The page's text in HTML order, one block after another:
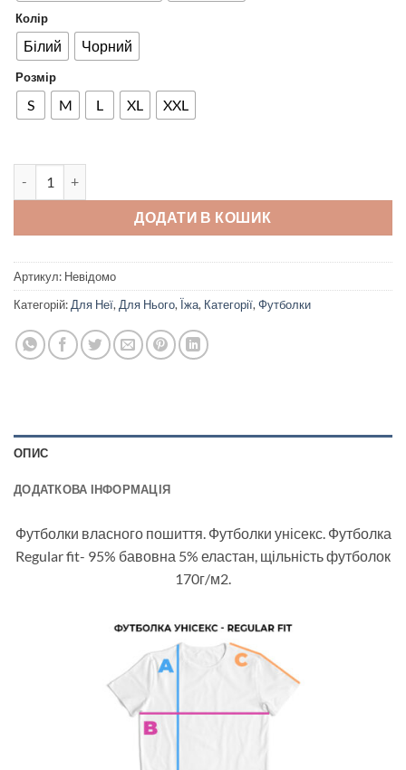
Колір
Білий Чорний
Розмір
S M L XL XXL
ДОДАТИ В КОШИК
Артикул: Невідомо
Категорій: Для Неї, Для Нього, Їжа, Категорії, Футболки
ОПИС
ДОДАТКОВА ІНФОРМАЦІЯ
Футболки власного пошиття. Футболки унісекс. Футболка
Regular fit- 95% бавовна 5% еластан, щільність футболок
170г/м2.